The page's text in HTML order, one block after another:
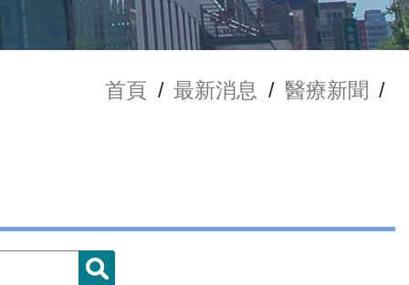
首頁 / 最新消息 / 醫療新聞 /